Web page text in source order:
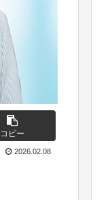
コピー
2026.02.08